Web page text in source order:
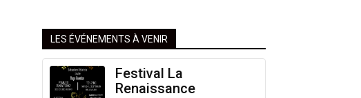
LES ÉVÉNEMENTS À VENIR
Festival La
Renaissance